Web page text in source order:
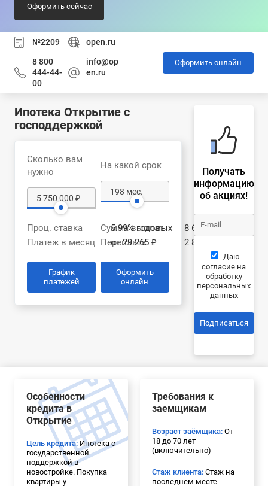
Оформить сейчас
№2209 open.ru
8 800
444-44-
00
info@op
en.ru
Оформить онлайн
Ипотека Открытие с
господдержкой
Сколько вам
нужно
На какой срок
Проц. ставка
5.99% годовых
Платеж в месяц
от 29 265 ₽
Сумма выплат
8 605 896 ₽
Переплата
2 855 896 ₽
График
платежей
Оформить
онлайн
Получать
информацию
об акциях!
Даю
согласие на
обработку
персональных
данных
Подписаться
Особенности
кредита в
Открытие
Цель кредита: Ипотека с
государственной
поддержкой в
новостройке. Покупка
квартиры у
Требования к
заемщикам
Возраст заёмщика: От
18 до 70 лет
(включительно)
Стаж клиента: Стаж на
последнем месте